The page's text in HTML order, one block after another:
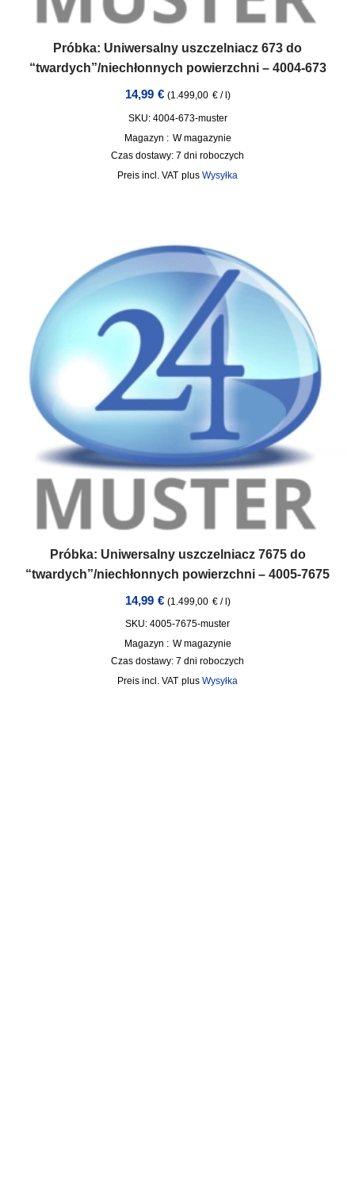
Próbka: Uniwersalny uszczelniacz 673 do
“twardych”/niechłonnych powierzchni – 4004-673
14,99 € (1.499,00 €/ )
SKU: 4004-673-muster
Magazyn : W magazynie
Czas dostawy: 7 dni roboczych
incl. VAT plus Wysyłka
Próbka: Uniwersalny uszczelniacz 7675 do
“twardych”/niechłonnych powierzchni – 4005-7675
14,99 € (1.499,00 €/l)
SKU: 4005-7675-muster
Magazyn : W magazynie
Czas dostawy: 7 dni roboczych
incl. VAT plus Wysyłka